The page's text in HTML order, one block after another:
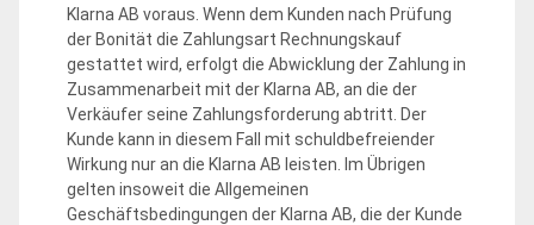
Klarna AB voraus. Wenn dem Kunden nach Prüfung
der Bonität die Zahlungsart Rechnungskauf
gestattet wird, erfolgt die Abwicklung der Zahlung in
Zusammenarbeit mit der Klarna AB, an die der
Verkäufer seine Zahlungsforderung abtritt. Der
Kunde kann in diesem Fall mit schuldbefreiender
Wirkung nur an die Klarna AB leisten. Im Übrigen
gelten insoweit die Allgemeinen
Geschäftsbedingungen der Klarna AB, die der Kunde